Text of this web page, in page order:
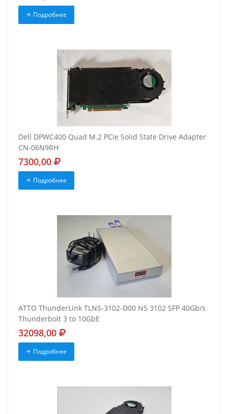
Подробнее
Dell DPWC400 Quad M.2 PCIe Solid State Drive Adapter
CN-06N9RH
7300,00
Подробнее
ATTO ThunderLink TLNS-3102-D00 NS 3102 SFP 40Gb/s
Thunderbolt 3 to 10GbE
32098,00
Подробнее